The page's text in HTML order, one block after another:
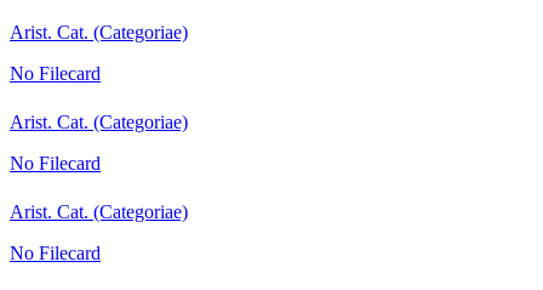
Arist. Cat. (Categoriae)
No Filecard
Arist. Cat. (Categoriae)
No Filecard
Arist. Cat. (Categoriae)
No Filecard